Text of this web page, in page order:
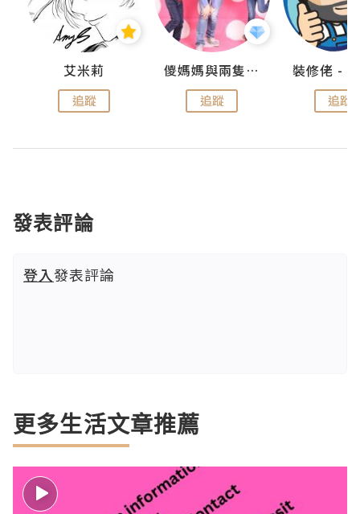
艾米莉
追蹤
儍媽媽與兩隻小魔怪之家
追蹤 追蹤
發表評論
登入發表評論
更多生活文章推薦